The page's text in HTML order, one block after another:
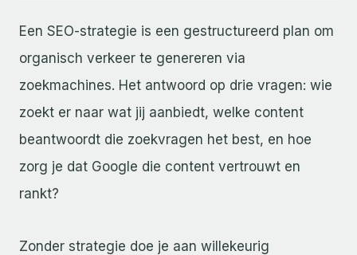
Een SEO-strategie is een gestructureerd plan om
organisch verkeer te genereren via
zoekmachines. Het antwoord op drie vragen: wie
zoekt er naar wat jij aanbiedt, welke content
beantwoordt die zoekvragen het best, en hoe
zorg je dat Google die content vertrouwt en
rankt?
Zonder strategie doe je aan willekeurig